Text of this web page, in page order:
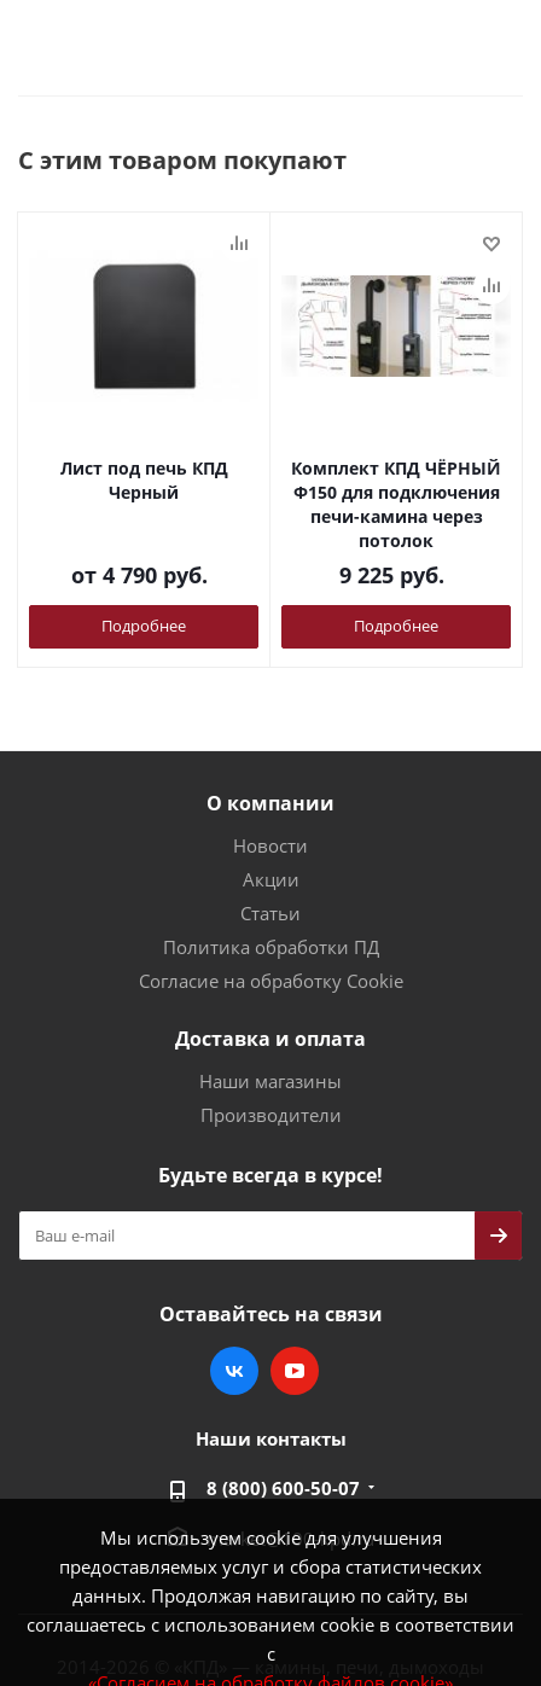
Мы используем cookie для улучшения
предоставляемых услуг и сбора статистических
данных. Продолжая навигацию по сайту, вы
соглашаетесь с использованием cookie в соответствии
с
С этим товаром покупают
Лист под печь КПД
Черный
от 4 790 руб.
Подробнее
Комплект КПД ЧЁРНЫЙ
Ф150 для подключения
печи-камина через
потолок
9 225 руб.
Подробнее
О компании
Новости
Акции
Статьи
Политика обработки ПД
Согласие на обработку Cookie
Доставка и оплата
Наши магазины
Производители
Будьте всегда в курсе!
Оставайтесь на связи
Наши контакты
8 (800) 600-50-07
market@100-kpd.ru
2014-2026 © «КПД» — камины, печи, дымоходы